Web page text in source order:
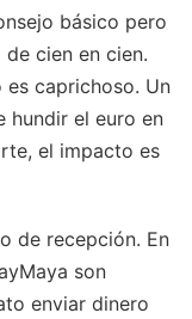
básico pero
cien en cien.
caprichoso. Un
hundir el euro en
el impacto es
de recepción. En
son
enviar dinero